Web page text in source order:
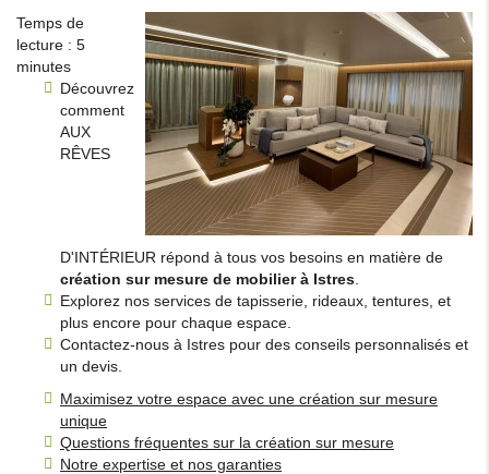
Temps de
lecture : 5
minutes
Découvrez
comment
AUX
RÊVES
D'INTÉRIEUR répond à tous vos besoins en matière de
création sur mesure de mobilier à Istres
Explorez nos services de tapisserie, rideaux, tentures, et
plus encore pour chaque espace.
Contactez-nous à Istres pour des conseils personnalisés et
un devis.
Maximisez votre espace avec une création sur mesure
unique
Questions fréquentes sur la création sur mesure
Notre expertise et nos garanties